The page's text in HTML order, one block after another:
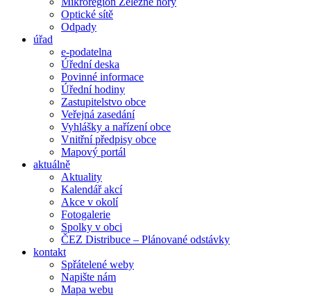
Optické sítě
Odpady
úřad
e-podatelna
Úřední deska
Povinné informace
Úřední hodiny
Zastupitelstvo obce
Veřejná zasedání
Vyhlášky a nařízení obce
Vnitřní předpisy obce
Mapový portál
aktuálně
Aktuality
Kalendář akcí
Akce v okolí
Fotogalerie
Spolky v obci
ČEZ Distribuce – Plánované odstávky
kontakt
Spřátelené weby
Napište nám
Mapa webu